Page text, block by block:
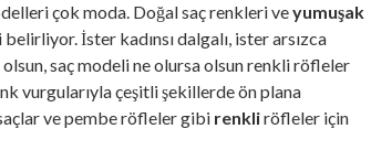
çok moda. Doğal saç renkleri veyumuşak
İster kadınsı dalgalı, ister arsızca
saç modeli ne olursa olsun renkli röfleler
vurgularıyla çeşitli şekillerde ön plana
ve pembe röfleler gibi renkliröfleler için